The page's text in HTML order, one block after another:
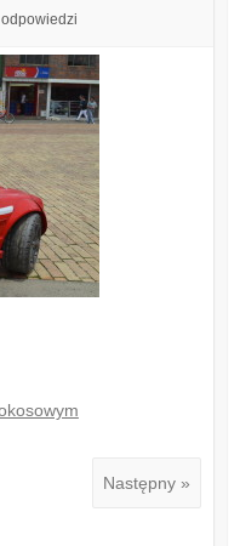
Następny »